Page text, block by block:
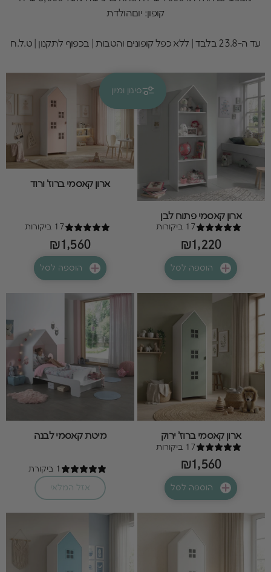
קולקציות
קופון: יוםהולדת
עד ה-23.8 בלבד | ללא כפל קופונים והטבות | בכפוף לתקנון | ט.ל.ח
סינון ומיון
ארון קאסמי פתוח לבן
17 ביקורות
₪1,220
הוספה לסל
ארון קאסמי ברוז' ורוד
17 ביקורות
₪1,560
הוספה לסל
ארון קאסמי ברוז' ירוק
17 ביקורות
₪1,560
הוספה לסל
מיטת קאסמי לבנה
1 ביקורת
אזל המלאי